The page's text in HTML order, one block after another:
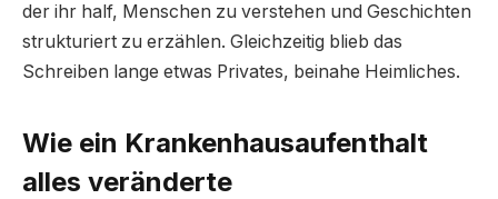
der ihr half, Menschen zu verstehen und Geschichten
strukturiert zu erzählen. Gleichzeitig blieb das
Schreiben lange etwas Privates, beinahe Heimliches.
Wie ein Krankenhausaufenthalt
alles veränderte